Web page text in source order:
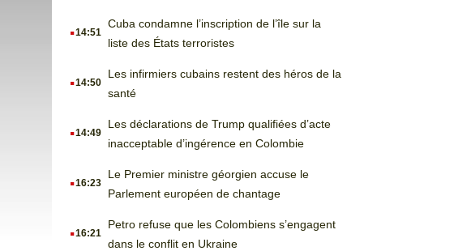
.14:51
Cuba condamne l’inscription de l’île sur la
liste des États terroristes
.14:50
Les infirmiers cubains restent des héros de la
santé
.14:49
Les déclarations de Trump qualifiées d’acte
inacceptable d’ingérence en Colombie
.16:23
Le Premier ministre géorgien accuse le
Parlement européen de chantage
.16:21
Petro refuse que les Colombiens s’engagent
dans le conflit en Ukraine